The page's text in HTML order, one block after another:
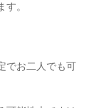
。
でお二人でも可